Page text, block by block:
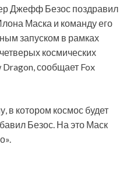
Джефф Безос поздравил
Маска и команду его
запуском в рамках
космических
Dragon, сообщает Fox
в котором космос будет
Безос. На это Маск